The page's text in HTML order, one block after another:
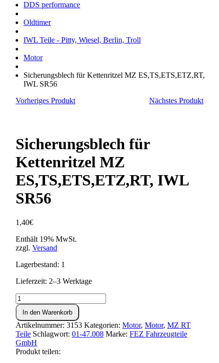
DDS performance
Oldtimer
IWL Teile - Pitty, Wiesel, Berlin, Troll
Motor
Sicherungsblech für Kettenritzel MZ ES,TS,ETS,ETZ,RT,
IWL SR56
Vorheriges Produkt
Nächstes Produkt
Sicherungsblech für
Kettenritzel MZ
ES,TS,ETS,ETZ,RT, IWL
SR56
1,40€
Enthält 19% MwSt.
zzgl. Versand
Lagerbestand: 1
Lieferzeit: 2–3 Werktage
Sicherungsblech
für
Kettenritzel
MZ
ES,TS,ETS,ETZ,RT,
IWL
SR56
In den Warenkorb
Artikelnummer: 3153 Kategorien: Motor, Motor, MZ RT
Teile Schlagwort: 01-47.008 Marke: FEZ Fahrzeugteile
GmbH
Produkt teilen: